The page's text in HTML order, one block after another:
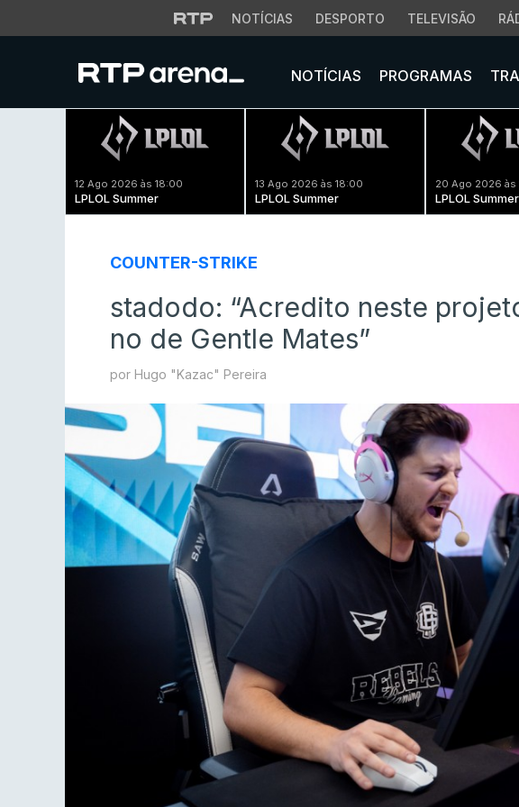
NOTÍCIAS DESPORTO TELEVISÃO
NOTÍCIAS PROGRAMAS
12 Ago 2026 às 18:00
LPLOL Summer
13 Ago 2026 às 18:00
LPLOL Summer
20 Ago 2026 às
LPLOL Summer
COUNTER-STRIKE
stadodo: “Acredito neste
no de Gentle Mates”
por Hugo "Kazac" Pereira